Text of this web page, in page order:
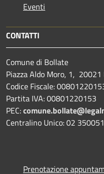
Eventi
CONTATTI
Comune di Bollate
Piazza Aldo Moro, 1, 20021
Codice Fiscale:
Partita IVA: 00801220153
PEC:
Centralino Unico: 02 350051
Prenotazione